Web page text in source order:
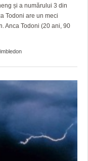
și a numărului 3 din
Todoni are un meci
Anca Todoni (20 ani, 90